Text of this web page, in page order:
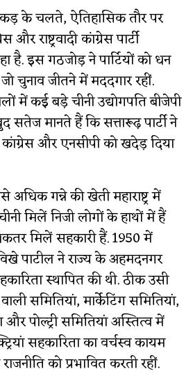
के चलते, ऐतिहासिक तौर पर
और राष्ट्रवादी कांग्रेस पार्टी
है. इस गठजोड़ ने पार्टियों को धन
चुनाव जीतने में मददगार रहीं.
में कई बड़े चीनी उद्योगपति बीजेपी
मानते हैं कि सत्तारूढ़ पार्टी ने
और एनसीपी को खदेड़ दिया
अधिक गन्ने की खेती महाराष्ट्र में
मिलें निजी लोगों के हाथों में हैं
मिलें सहकारी हैं. 1950 में
पाटील ने राज्य के अहमदनगर
स्थापित की थी. ठीक उसी
समितियां, मार्केटिंग समितियां,
पोल्ट्री समितियां अस्तित्व में
सहकारिता का वर्चस्व कायम
को प्रभावित करती रहीं.